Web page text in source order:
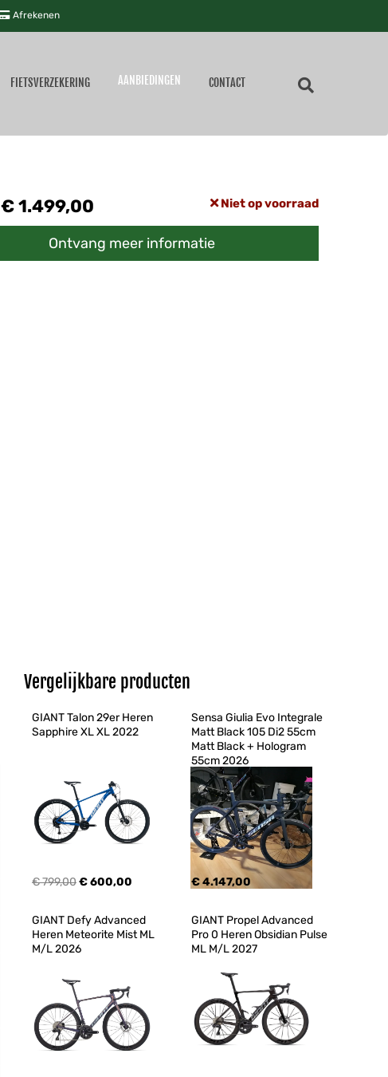
Afrekenen
FIETSVERZEKERING AANBIEDINGEN CONTACT
€ 1.499,00 Niet op voorraad
Ontvang meer informatie
Vergelijkbare producten
GIANT Talon 29er Heren
Sapphire XL XL 2022
€ 799,00€ 600,00
Sensa Giulia Evo Integrale
Matt Black 105 Di2 55cm
Matt Black + Hologram
55cm 2026
€ 4.147,00
GIANT Defy Advanced
Heren Meteorite Mist ML
M/L 2026
GIANT Propel Advanced
Pro 0 Heren Obsidian Pulse
ML M/L 2027